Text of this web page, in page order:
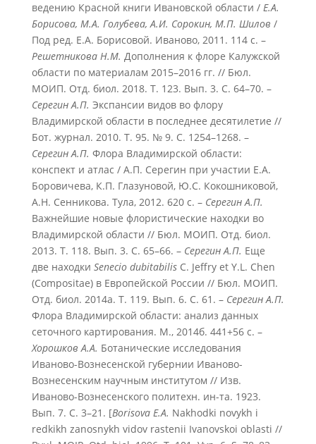
ведению Красной книги Ивановской области / Е.А.
Борисова, М.А. Голубева, А.И. Сорокин, М.П. Шилов /
Под ред. Е.А. Борисовой. Иваново, 2011. 114 с. –
Решетникова Н.М. Дополнения к флоре Калужской
области по материалам 2015–2016 гг. // Бюл.
МОИП. Отд. биол. 2018. Т. 123. Вып. 3. С. 64–70. –
Серегин А.П. Экспансии видов во флору
Владимирской области в последнее десятилетие //
Бот. журнал. 2010. Т. 95. № 9. С. 1254–1268. –
Серегин А.П. Флора Владимирской области:
конспект и атлас / А.П. Серегин при участии Е.А.
Боровичева, К.П. Глазуновой, Ю.С. Кокошниковой,
А.Н. Сенникова. Тула, 2012. 620 с. – Серегин А.П.
Важнейшие новые флористические находки во
Владимирской области // Бюл. МОИП. Отд. биол.
2013. Т. 118. Вып. 3. С. 65–66. – Серегин А.П. Еще
две находки Senecio dubitabilis C. Jeffry et Y.L. Chen
(Compositae) в Европейской России // Бюл. МОИП.
Отд. биол. 2014а. Т. 119. Вып. 6. С. 61. – Серегин А.П.
Флора Владимирской области: анализ данных
сеточного картирования. М., 2014б. 441+56 с. –
Хорошков А.А. Ботанические исследования
Иваново-Вознесенской губернии Иваново-
Вознесенским научным институтом // Изв.
Иваново-Вознесенского политехн. ин-та. 1923.
Вып. 7. С. 3–21. [Borisova E.A. Nakhodki novykh i
redkikh zanosnykh vidov rastenii Ivanovskoi oblasti //